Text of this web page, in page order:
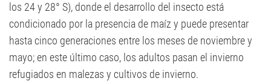
los 24 y 28° S), donde el desarrollo del insecto está
condicionado por la presencia de maíz y puede presentar
hasta cinco generaciones entre los meses de noviembre y
mayo; en este último caso, los adultos pasan el invierno
refugiados en malezas y cultivos de invierno.